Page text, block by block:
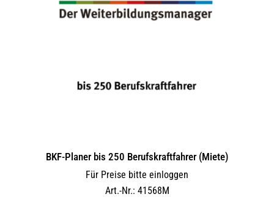
BKF-Planer bis 250 Berufskraftfahrer (Miete)
Für Preise bitte einloggen
Art.-Nr.: 41568M